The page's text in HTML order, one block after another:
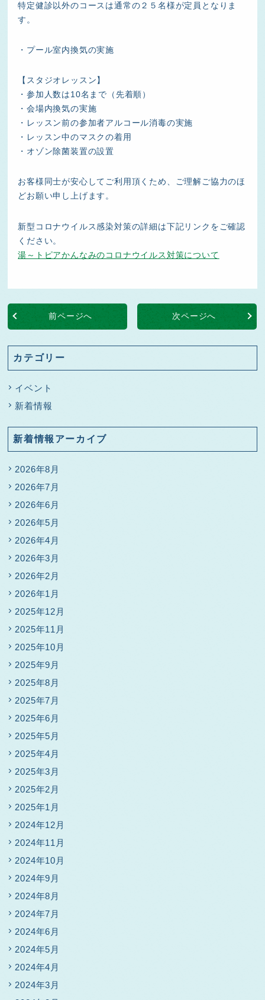
特定健診以外のコースは通常の２５名様が定員となりま
す。
・プール室内換気の実施
【スタジオレッスン】
・参加人数は10名まで（先着順）
・会場内換気の実施
・レッスン前の参加者アルコール消毒の実施
・レッスン中のマスクの着用
・オゾン除菌装置の設置
お客様同士が安心してご利用頂くため、ご理解ご協力のほ
どお願い申し上げます。
新型コロナウイルス感染対策の詳細は下記リンクをご確認
ください。
湯～トピアかんなみのコロナウイルス対策について
前ページへ 次ページへ
カテゴリー
イベント
新着情報
新着情報アーカイブ
2026年8月
2026年7月
2026年6月
2026年5月
2026年4月
2026年3月
2026年2月
2026年1月
2025年12月
2025年11月
2025年10月
2025年9月
2025年8月
2025年7月
2025年6月
2025年5月
2025年4月
2025年3月
2025年2月
2025年1月
2024年12月
2024年11月
2024年10月
2024年9月
2024年8月
2024年7月
2024年6月
2024年5月
2024年4月
2024年3月